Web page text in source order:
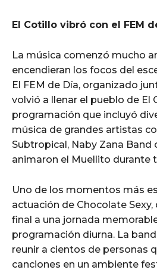
El Cotillo vibró con el FEM
La música comenzó mucho
encendieran los focos del
El FEM de Día, organizado
volvió a llenar el pueblo de El
programación que incluyó
música de grandes artistas
Subtropical, Naby Zana Band
animaron el Muellito durante
Uno de los momentos más
actuación de Chocolate
final a una jornada
programación diurna. La
reunir a cientos de personas
canciones en un ambiente